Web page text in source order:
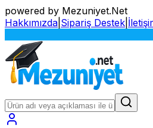
powered by Mezuniyet.Net
Hakkımızda Sipariş Destek